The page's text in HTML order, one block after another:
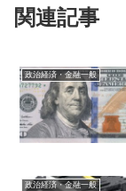
関連記事
政治経済・金融一般
政治経済・金融一般